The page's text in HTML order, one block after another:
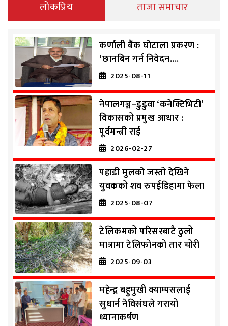
लोकप्रिय ताजा समाचार
कर्णाली बैंक घोटाला प्रकरण :
‘छानबिन गर्न निवेदन....
2025-08-11
नेपालगञ्ज–डुडुवा ‘कनेक्टिभिटी’
विकासको प्रमुख आधार :
पूर्वमन्त्री राई
2026-02-27
पहाडी मुलको जस्तो देखिने
युवकको शव रुपईडिहामा फेला
2025-08-07
टेलिकमको परिसरबाटै ठुलो
मात्रामा टेलिफोनको तार चोरी
2025-09-03
महेन्द्र बहुमुखी क्याम्पसलाई
सुधार्न नेविसंघले गरायो
ध्यानाकर्षण